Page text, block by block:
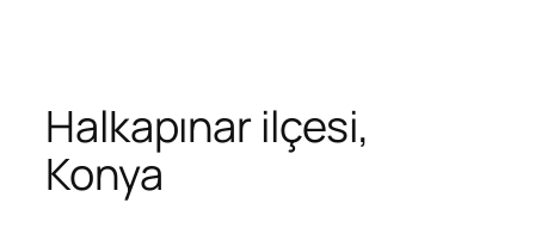
Halkapınar ilçesi,
Konya